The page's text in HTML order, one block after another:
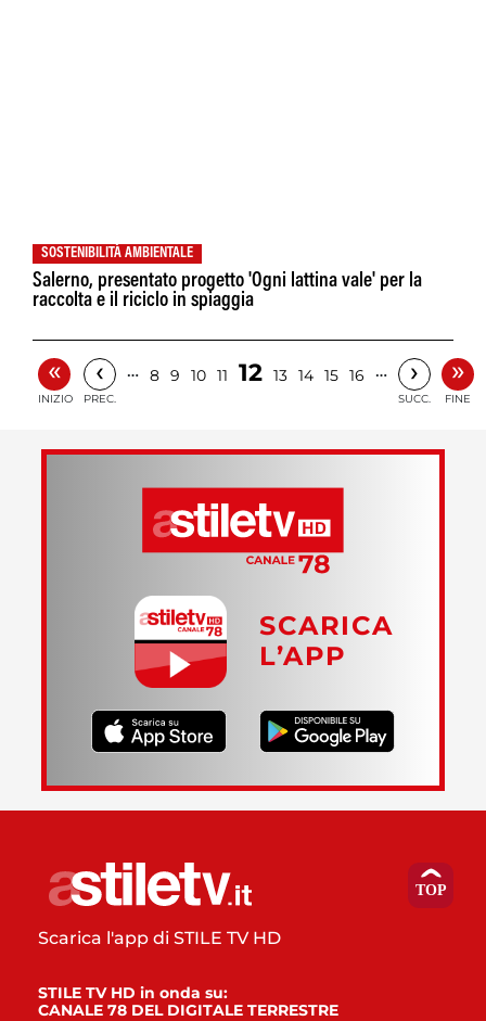
SOSTENIBILITÀ AMBIENTALE
Salerno, presentato progetto 'Ogni lattina vale' per la
raccolta e il riciclo in spiaggia
«
INIZIO
‹
PREC.
… 8 9 10 11 12 13 14 15 16 … ›
SUCC.
»
FINE
SCARICA
L’APP
Scarica l'app di STILE TV HD
STILE TV HD in onda su:
CANALE 78 DEL DIGITALE TERRESTRE